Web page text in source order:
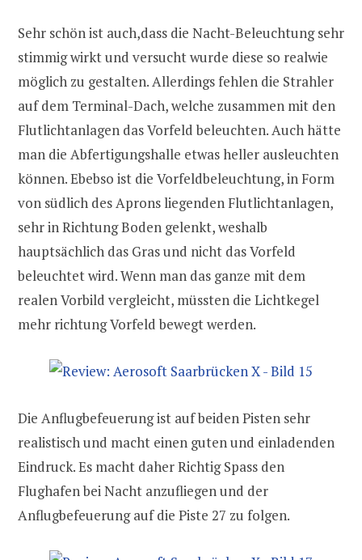
Sehr schön ist auch,dass die Nacht-Beleuchtung sehr
stimmig wirkt und versucht wurde diese so realwie
möglich zu gestalten. Allerdings fehlen die Strahler
auf dem Terminal-Dach, welche zusammen mit den
Flutlichtanlagen das Vorfeld beleuchten. Auch hätte
man die Abfertigungshalle etwas heller ausleuchten
können. Ebebso ist die Vorfeldbeleuchtung, in Form
von südlich des Aprons liegenden Flutlichtanlagen,
sehr in Richtung Boden gelenkt, weshalb
hauptsächlich das Gras und nicht das Vorfeld
beleuchtet wird. Wenn man das ganze mit dem
realen Vorbild vergleicht, müssten die Lichtkegel
mehr richtung Vorfeld bewegt werden.
Die Anflugbefeuerung ist auf beiden Pisten sehr
realistisch und macht einen guten und einladenden
Eindruck. Es macht daher Richtig Spass den
Flughafen bei Nacht anzufliegen und der
Anflugbefeuerung auf die Piste 27 zu folgen.